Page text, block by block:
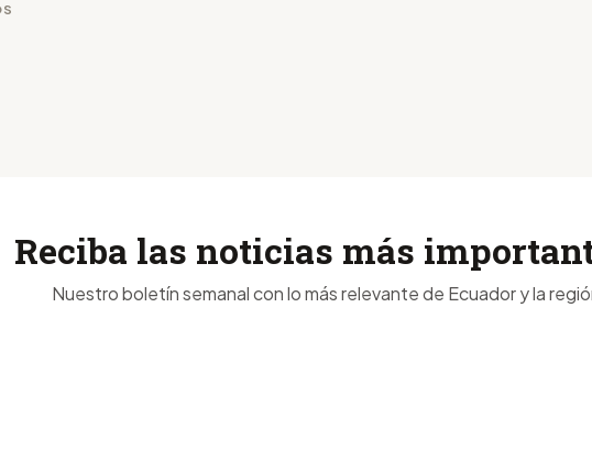
Reciba las noticias más
Nuestro boletín semanal con lo más relevante de Ecuador y la